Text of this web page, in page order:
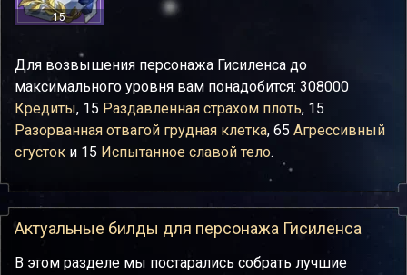
15
Для возвышения персонажа Гисиленса до
максимального уровня вам понадобится: 308000
Кредиты, 15 Раздавленная страхом плоть, 15
Разорванная отвагой грудная клетка, 65 Агрессивный
сгусток и 15 Испытанное славой тело.
Актуальные билды для персонажа Гисиленса
В этом разделе мы постарались собрать лучшие